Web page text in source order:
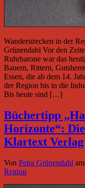
Wanderstrecken in der
Grünendahl Vor den
Ruhrbarone war das
Bauern, Rittern,
Essen, die ab dem 14.
der Region bis in die
Bis heute sind […]
Büchertipp
Horizonte“:
Klartext Verlag
Von Petra Grünendahl am
Region